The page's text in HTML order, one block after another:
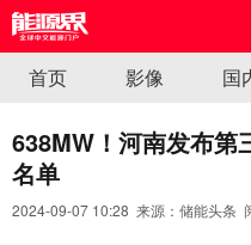
首页 影像 国
638MW！河南发布第
名单
2024-09-07 10:28 来源：储能头条